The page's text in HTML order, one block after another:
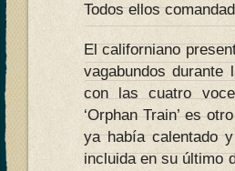
Todos ellos
El californiano
vagabundos
con las cuatro
‘Orphan Train’ es
ya había calentado
incluida en su último